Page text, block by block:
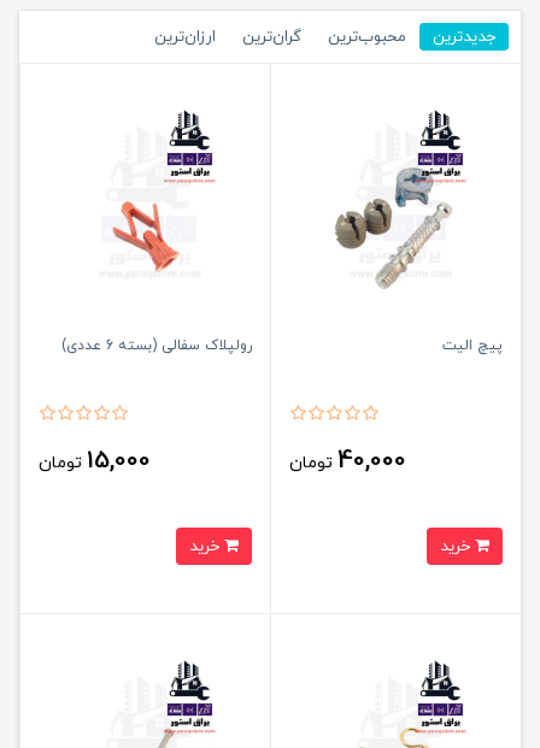
جدیدترین محبوب‌ترین گران‌ترین ارزان‌ترین
پیچ الیت
40,000 تومان
رولپلاک سفالی (بسته 6 عددی)
15,000 تومان